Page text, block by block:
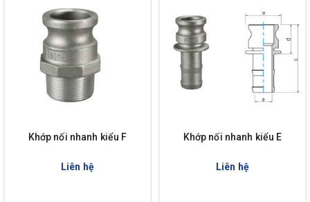
Khớp nối nhanh kiểu F
Liên hệ
Khớp nối nhanh kiểu E
Liên hệ